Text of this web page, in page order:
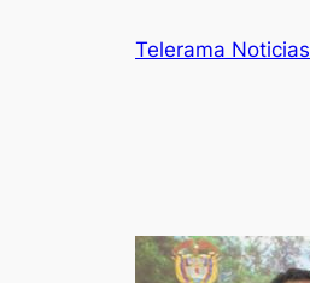
Telerama Noticias